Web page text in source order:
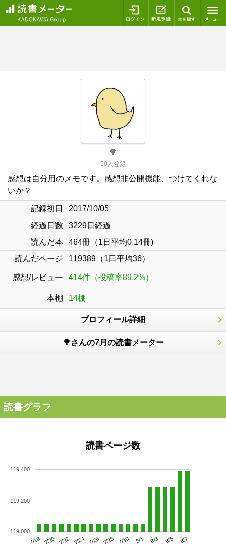
ログイン 新規登録
🌳
50人登録
感想は自分用のメモです。感想非公開機能、つけてくれな
いか？
記録初日
2017/10/05
経過日数
3229日経過
読んだ本
464冊（1日平均0.14冊)
読んだページ
119389（1日平均36）
感想/レビュー 414件（投稿率89.2%）
本棚 14棚
プロフィール詳細
🌳さんの7月の読書メーター
読書グラフ
読書ページ数
7/18 7/20 7/22 7/24 7/26 7/28 7/30 8/1 8/3 8/5 8/7
119,000
119,200
119,400